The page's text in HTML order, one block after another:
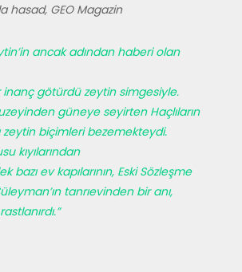
hasad, GEO Magazin
ancak adından haberi olan
inanç götürdü zeytin simgesiyle.
güneye seyirten Haçlıların
zeytin biçimleri bezemekteydi.
kıyılarından
bazı ev kapılarının, Eski Sözleşme
tanrıevinden bir anı,